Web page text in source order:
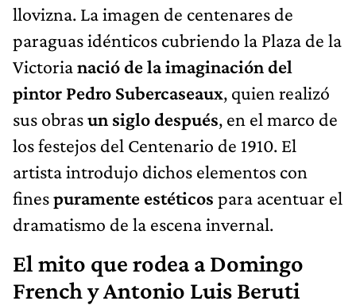
llovizna. La imagen de centenares de
paraguas idénticos cubriendo la Plaza de la
Victorianació de la imaginación del
pintor Pedro Subercaseaux, quien realizó
sus obrasun siglo después, en el marco de
los festejos del Centenario de 1910. El
artista introdujo dichos elementos con
finespuramente estéticos para acentuar el
dramatismo de la escena invernal.
El mito que rodea a Domingo
French y Antonio Luis Beruti